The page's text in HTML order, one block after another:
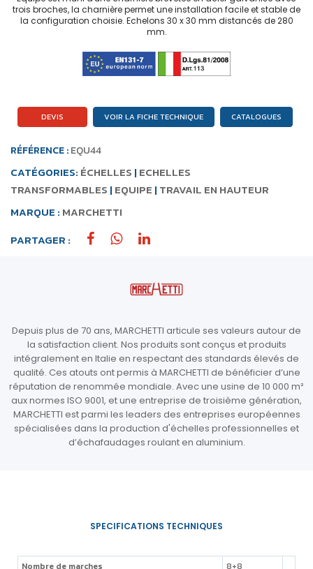
trois broches, la charnière permet une installation facile et stable de
la configuration choisie. Echelons 30 x 30 mm distancés de 280
mm.
RÉFÉRENCE :EQU44
CATÉGORIES: ÉCHELLES | ECHELLES
TRANSFORMABLES | EQUIPE | TRAVAIL EN HAUTEUR
MARQUE : MARCHETTI
PARTAGER :
DEVIS VOIR LA FICHE TECHNIQUE CATALOGUES
Nombre de marches
8+8
Depuis plus de 70 ans, MARCHETTI articule ses valeurs autour de
la satisfaction client. Nos produits sont conçus et produits
intégralement en Italie en respectant des standards élevés de
qualité. Ces atouts ont permis à MARCHETTI de bénéficier d’une
réputation de renommée mondiale. Avec une usine de 10 000 m²
aux normes ISO 9001, et une entreprise de troisième génération,
MARCHETTI est parmi les leaders des entreprises européennes
spécialisées dans la production d'échelles professionnelles et
d’échafaudages roulant en aluminium.